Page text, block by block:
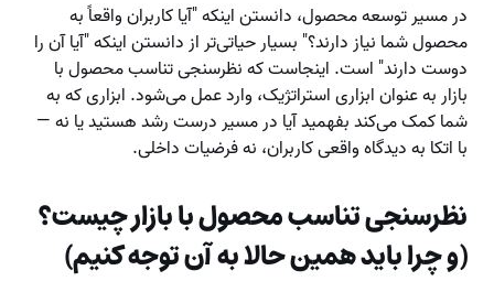
در مسیر توسعه محصول، دانستن اینکه "آیا کاربران واقعاً به
محصول شما نیاز دارند؟" بسیار حیاتی‌تر از دانستن اینکه "آیا آن را
دوست دارند" است. اینجاست که نظرسنجی تناسب محصول با
بازار به عنوان ابزاری استراتژیک، وارد عمل می‌شود. ابزاری که به
شما کمک می‌کند بفهمید آیا در مسیر درست رشد هستید یا نه —
با اتکا به دیدگاه واقعی کاربران، نه فرضیات داخلی.
نظرسنجی تناسب محصول با بازار چیست؟
(و چرا باید همین حالا به آن توجه کنیم)